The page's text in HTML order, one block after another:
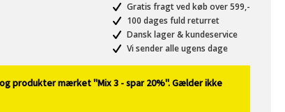
Gratis fragt ved køb over 599,-
100 dages fuld returret
Dansk lager & kundeservice
Vi sender alle ugens dage
produkter mærket "Mix 3 - spar 20%". Gælder ikke